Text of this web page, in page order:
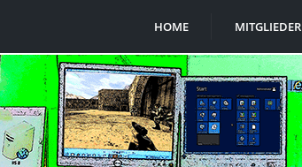
HOME MITGLIEDER